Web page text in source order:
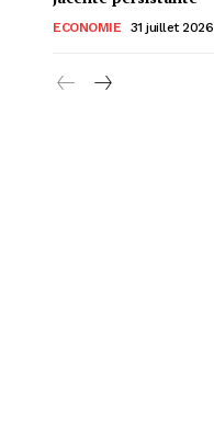
ECONOMIE 31 juillet 2026